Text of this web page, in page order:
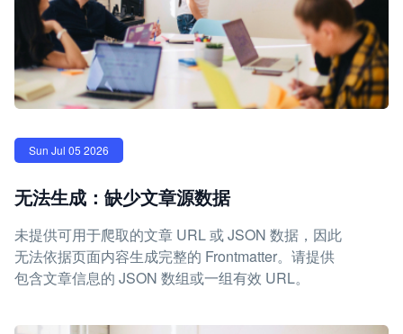
Sun Jul 05 2026
无法生成：缺少文章源数据
未提供可用于爬取的文章 URL 或 JSON 数据，因此
无法依据页面内容生成完整的 Frontmatter。请提供
包含文章信息的 JSON 数组或一组有效 URL。